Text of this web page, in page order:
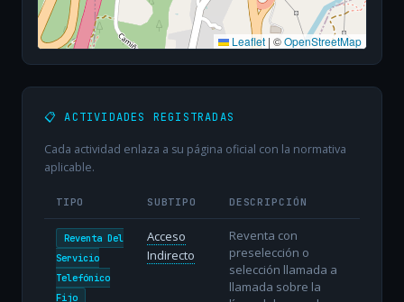
Leaflet | ©OpenStreetMap
📋 ACTIVIDADES REGISTRADAS
Cada actividad enlaza a su página oficial con la normativa
aplicable.
TIPO SUBTIPO DESCRIPCIÓN
Reventa Del
Servicio
Telefónico
Fijo
Acceso
Indirecto
Reventa con
preselección o
selección llamada a
llamada sobre la